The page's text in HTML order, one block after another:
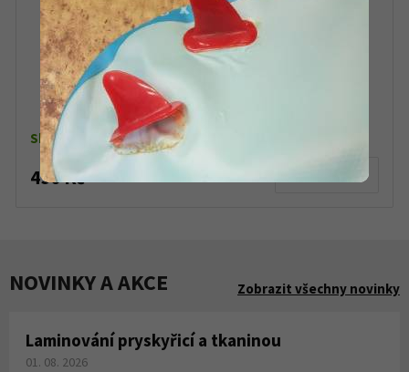
G3 Pivot Trek Magnetic basket talířky
Skladem
490 Kč
NOVINKY A AKCE Zobrazit všechny novinky
Laminování pryskyřicí a tkaninou
01. 08. 2026